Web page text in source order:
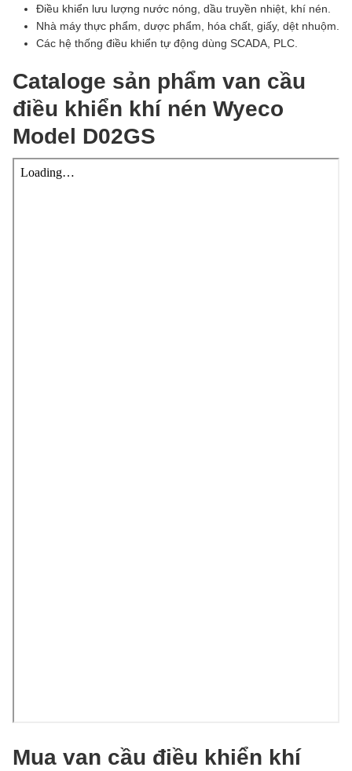
Điều khiển lưu lượng nước nóng, dầu truyền nhiệt, khí nén.
Nhà máy thực phẩm, dược phẩm, hóa chất, giấy, dệt nhuộm.
Các hệ thống điều khiển tự động dùng SCADA, PLC.
Cataloge sản phẩm van cầu
điều khiển khí nén Wyeco
Model D02GS
Mua van cầu điều khiển khí